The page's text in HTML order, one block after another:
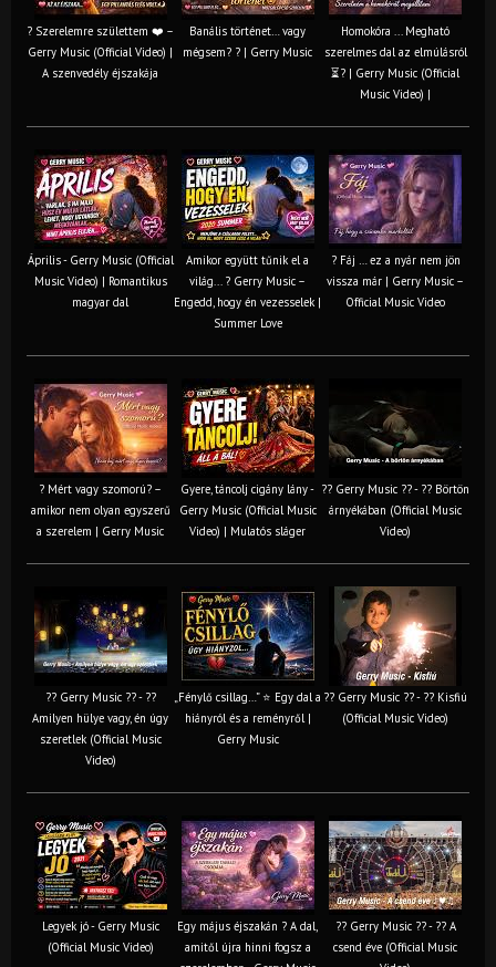
? Szerelemre születtem ❤️ –
Gerry Music (Official Video) |
A szenvedély éjszakája
Banális történet… vagy
mégsem? ? | Gerry Music
Homokóra ... Megható
szerelmes dal az elmúlásról
⏳? | Gerry Music (Official
Music Video) |
Április - Gerry Music (Official
Music Video) | Romantikus
magyar dal
Amikor együtt tűnik el a
világ... ? Gerry Music –
Engedd, hogy én vezesselek |
Summer Love
? Fáj … ez a nyár nem jön
vissza már | Gerry Music –
Official Music Video
? Mért vagy szomorú? –
amikor nem olyan egyszerű
a szerelem | Gerry Music
Gyere, táncolj cigány lány -
Gerry Music (Official Music
Video) | Mulatós sláger
?? Gerry Music ?? - ?? Börtön
árnyékában (Official Music
Video)
?? Gerry Music ?? - ??
Amilyen hülye vagy, én úgy
szeretlek (Official Music
Video)
„Fénylő csillag…” ⭐ Egy dal a
hiányról és a reményről |
Gerry Music
?? Gerry Music ?? - ?? Kisfiú
(Official Music Video)
Legyek jó - Gerry Music
(Official Music Video)
Egy május éjszakán ? A dal,
amitől újra hinni fogsz a
?? Gerry Music ?? - ?? A
csend éve (Official Music